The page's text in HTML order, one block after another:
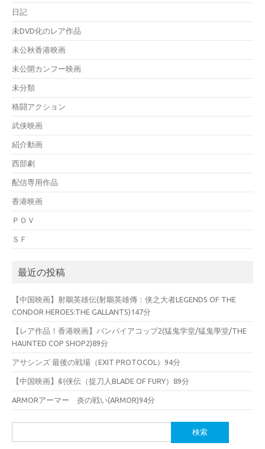
日記
未DVD化のレア作品
未公秋香港映画
未公開カンフー映画
未分類
格闘アクション
武侠映画
紹介動画
西部劇
配信専用作品
香港映画
ＰＯＶ
ＳＦ
最近の投稿
【中国映画】射鵰英雄伝(射鵰英雄傳：侠之大者LEGENDS OF THE
CONDOR HEROES:THE GALLANTS)147分
【レア作品！香港映画】バンパイアコップ2(猛鬼学堂/猛鬼學堂/THE
HAUNTED COP SHOP2)89分
アサシンズ 最後の戦場（EXIT PROTOCOL）94分
【中国映画】剣侠伝（捉刀人BLADE OF FURY）89分
ARMORアーマー 炎の戦い(ARMOR)94分
索: